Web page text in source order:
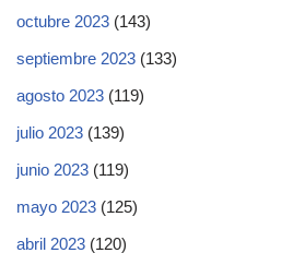
octubre 2023 (143)
septiembre 2023 (133)
agosto 2023 (119)
julio 2023 (139)
junio 2023 (119)
mayo 2023 (125)
abril 2023 (120)